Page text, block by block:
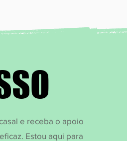
e receba o apoio
Estou aqui para